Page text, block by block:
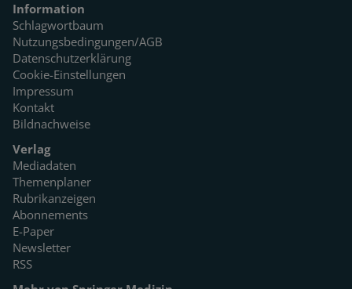
Information
Schlagwortbaum
Nutzungsbedingungen/AGB
Datenschutzerklärung
Cookie-Einstellungen
Impressum
Kontakt
Bildnachweise
Verlag
Mediadaten
Themenplaner
Rubrikanzeigen
Abonnements
E-Paper
Newsletter
RSS